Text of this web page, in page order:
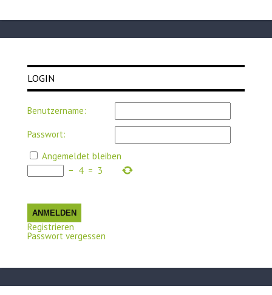
LOGIN
Benutzername:
Passwort:
Angemeldet bleiben
− 4 = 3
ANMELDEN
Registrieren
Passwort vergessen